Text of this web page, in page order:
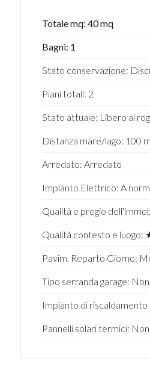
Totale mq: 40 mq
Bagni: 1
Stato conservazione:
Piani totali: 2
Stato attuale: Libero al
Distanza mare/lago: 100
Arredato: Arredato
Impianto Elettrico: A
Qualità e pregio
Qualità contesto e
Pavim. Reparto Giorno:
Tipo serranda garage:
Impianto di riscaldamento
Pannelli solari termici: